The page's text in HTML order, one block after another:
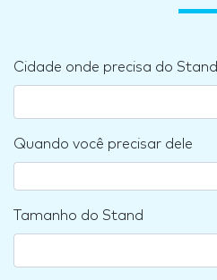
Cidade onde precisa do Stand
Quando você precisar dele
Tamanho do Stand